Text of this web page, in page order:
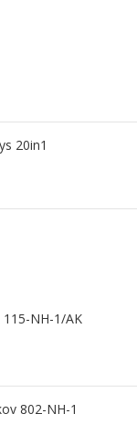
20in1
NH-1/AK
802-NH-1